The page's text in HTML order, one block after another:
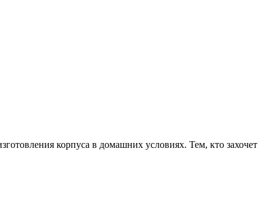
корпуса в домашних условиях. Тем, кто захочет